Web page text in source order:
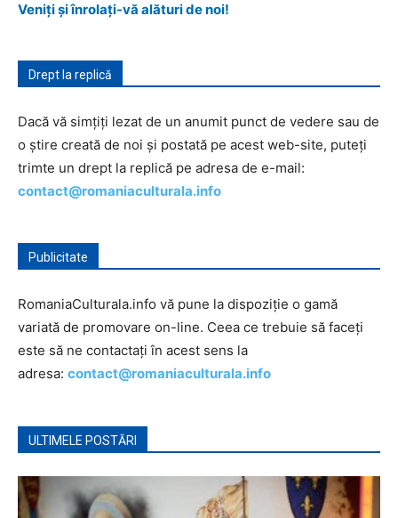
Veniţi şi înrolați-vă alături de noi!
Drept la replică
Dacă vă simțiți lezat de un anumit punct de vedere sau de
o știre creată de noi și postată pe acest web-site, puteți
trimte un drept la replică pe adresa de e-mail:
contact@romaniaculturala.info
Publicitate
RomaniaCulturala.info vă pune la dispoziție o gamă
variată de promovare on-line. Ceea ce trebuie să faceți
este să ne contactați în acest sens la
adresa: contact@romaniaculturala.info
ULTIMELE POSTĂRI